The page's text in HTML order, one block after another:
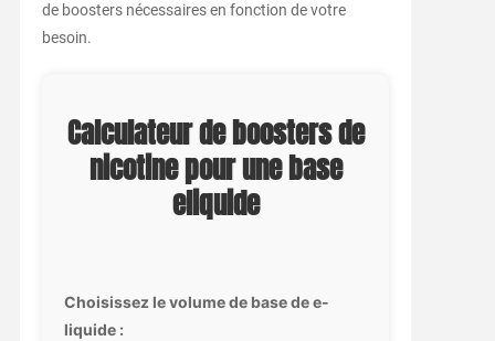
de boosters nécessaires en fonction de votre
besoin.
Calculateur de boosters de
nicotine pour une base
eliquide
Choisissez le volume de base de e-
liquide :